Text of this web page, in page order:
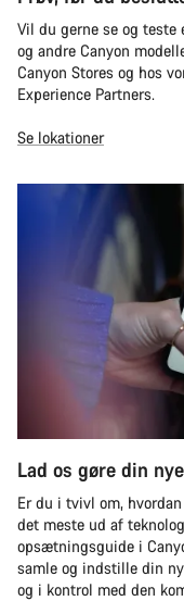
Vil du gerne se og teste
og andre Canyon
Canyon Stores og hos
Experience Partners.
Se lokationer
Lad os gøre din
Er du i tvivl om,
det meste ud af
opsætningsguide i
samle og indstille din
og i kontrol med den